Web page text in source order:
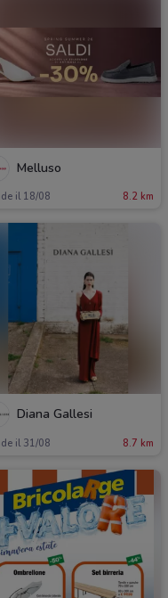
Melluso
il 18/08 8.2 km
Diana Gallesi
il 31/08 8.7 km